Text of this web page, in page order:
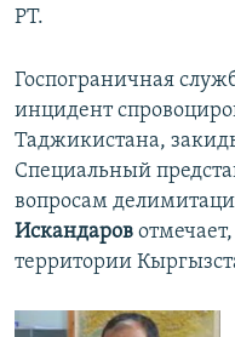
РТ.
Госпограничная
инцидент
Таджикистана,
Специальный
вопросам
Искандаров
территории